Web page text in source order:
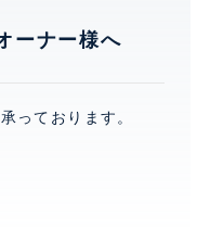
ーナー様へ
っております。